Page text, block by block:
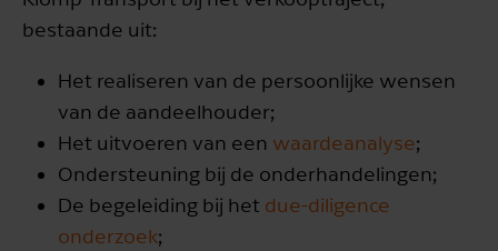
bestaande uit:
Het realiseren van de persoonlijke wensen
van de aandeelhouder;
Het uitvoeren van een waardeanalyse;
Ondersteuning bij de onderhandelingen;
De begeleiding bij het due-diligence
onderzoek;